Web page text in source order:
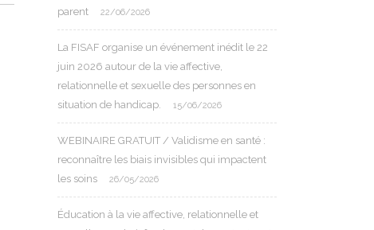
parent
22/06/2026
La FISAF organise un événement inédit le 22
juin 2026 autour de la vie affective,
relationnelle et sexuelle des personnes en
situation de handicap.
15/06/2026
WEBINAIRE GRATUIT / Validisme en santé :
reconnaître les biais invisibles qui impactent
les soins
26/05/2026
Éducation à la vie affective, relationnelle et